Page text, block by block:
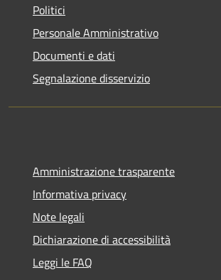
Politici
Personale Amministrativo
Documenti e dati
Segnalazione disservizio
Amministrazione trasparente
Informativa privacy
Note legali
Dichiarazione di accessibilità
Leggi le FAQ